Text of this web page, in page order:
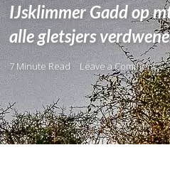
IJsklimmer Gadd op
alle gletsjers
7 Minute Read Leave a Comment